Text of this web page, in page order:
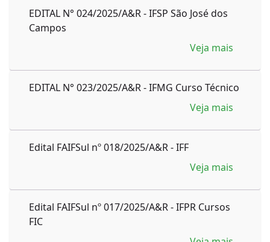
EDITAL N° 024/2025/A&R - IFSP São José dos
Campos
Veja mais
EDITAL N° 023/2025/A&R - IFMG Curso Técnico
Veja mais
Edital FAIFSul nº 018/2025/A&R - IFF
Veja mais
Edital FAIFSul nº 017/2025/A&R - IFPR Cursos
FIC